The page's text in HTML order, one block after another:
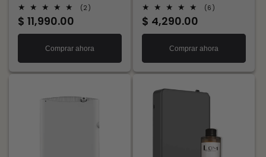
(2)
Precio
habitual
$ 11,990.00
Comprar ahora
(6)
Precio
habitual
$ 4,290.00
Comprar ahora